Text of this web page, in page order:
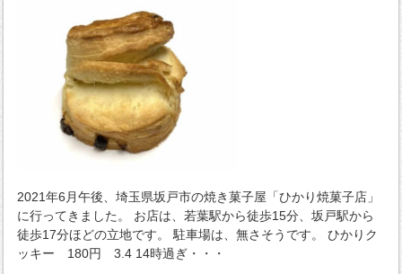
2021年6月午後、埼玉県坂戸市の焼き菓子屋「ひかり焼菓子店」
に行ってきました。 お店は、若葉駅から徒歩15分、坂戸駅から
徒歩17分ほどの立地です。 駐車場は、無さそうです。 ひかりク
ッキー 180円 3.4 14時過ぎ・・・